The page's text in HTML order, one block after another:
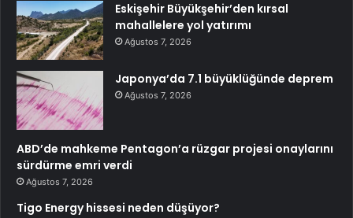
Eskişehir Büyükşehir’den kırsal
mahallelere yol yatırımı
Ağustos 7, 2026
Japonya’da 7.1 büyüklüğünde deprem
Ağustos 7, 2026
ABD’de mahkeme Pentagon’a rüzgar projesi onaylarını
sürdürme emri verdi
Ağustos 7, 2026
Tigo Energy hissesi neden düşüyor?